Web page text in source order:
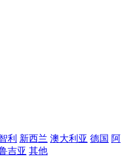
利 新西兰 澳大利亚 德国 阿
吉亚 其他